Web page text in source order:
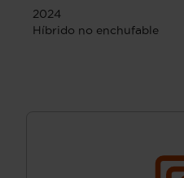
2024
Híbrido no enchufable